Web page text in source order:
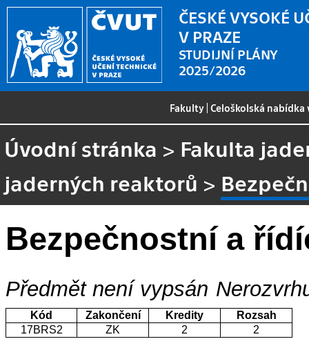
ČESKÉ VYSOKÉ
V PRAZE
STUDIJNÍ PLÁNY
2025/2026
Fakulty |Celoškolská
Úvodní stránka > Fakulta
jaderných reaktorů >
Bezpečnostní a
Předmět není vypsán
Kód Zakončení Kredity
Rozsah
17BRS2
ZK 2 2